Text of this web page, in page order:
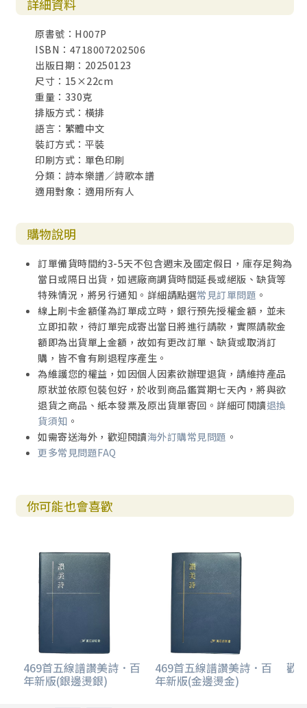
詳細資料
原書號：H007P
ISBN：4718007202506
出版日期：20250123
尺寸：15×22cm
重量：330克
排版方式：橫排
語言：繁體中文
裝訂方式：平裝
印刷方式：單色印刷
分類：詩本樂譜／詩歌本譜
適用對象：適用所有人
購物說明
訂單備貨時間約3-5天不包含週末及國定假日，庫存足夠為
當日或隔日出貨，如遇廠商調貨時間延長或絕版、缺貨等
特殊情況，將另行通知。詳細請點選常見訂單問題 。
線上刷卡金額僅為訂單成立時，銀行預先授權金額，並未
立即扣款，待訂單完成寄出當日將進行請款，實際請款金
額即為出貨單上金額，故如有更改訂單、缺貨或取消訂
購，皆不會有刷退程序產生。
為維護您的權益，如因個人因素欲辦理退貨，請維持產品
原狀並依原包裝包好，於收到商品鑑賞期七天內，將與欲
退貨之商品、紙本發票及原出貨單寄回。詳細可閱讀退換
貨須知 。
如需寄送海外，歡迎閱讀海外訂購常見問題 。
更多常見問題FAQ
你可能也會喜歡
469首五線譜讚美詩．百
年新版(銀邊燙銀)
469首五線譜讚美詩．百
年新版(金邊燙金)
歡